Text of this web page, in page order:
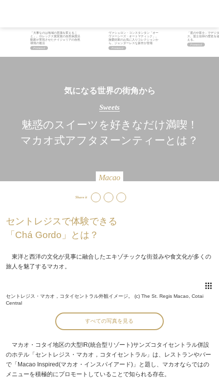
「大事なのは地域の意識を変えるこ
と」。ロレックス賞受賞の自然保護活
動家が実現させたナイジェリアの自然
環境の復活
ヴァシュロン・コンスタンタン「オー
ヴァーシーズ・オートマティック」。
旅愛好家のお気に入りコレクションか
ら、ジェンダーレスな新作が登場
「星のや富士」でデジ
ス。冨士信仰の歴史を
える。
気になる世界の街角から
Sweets
魅惑のスイーツを好きなだけ満喫！
マカオ式アフタヌーンティーとは？
Macao
Share it
セントレジスで体験できる
「Chá Gordo」とは？
東洋と西洋の文化が見事に融合したエキゾチックな街並みや食文化が多くの
旅人を魅了するマカオ。
セントレジス・マカオ，コタイセントラル外観イメージ。 (c) The St. Regis Macao, Cotai
Central
すべての写真を見る
マカオ・コタイ地区の大型IR(統合型リゾート)サンズコタイセントラル併設
のホテル「セントレジス・マカオ，コタイセントラル」は、レストランやバー
で「Macao Inspired(マカオ・インスパイアード)」と題し、マカオならではの
メニューを積極的にプロモートしていることで知られる存在。